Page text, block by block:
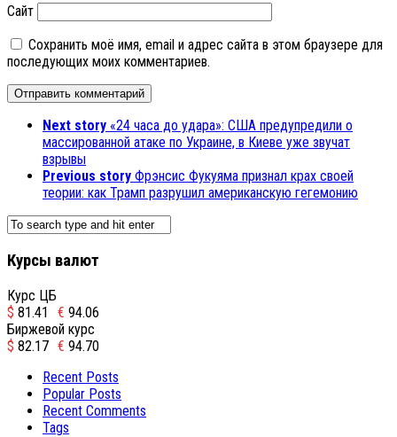
Сайт
Сохранить моё имя, email и адрес сайта в этом браузере для
последующих моих комментариев.
Next story «24 часа до удара»: США предупредили о
массированной атаке по Украине, в Киеве уже звучат
взрывы
Previous story Фрэнсис Фукуяма признал крах своей
теории: как Трамп разрушил американскую гегемонию
Курсы валют
Курс ЦБ
$ 81.41 € 94.06
Биржевой курс
$ 82.17 € 94.70
Recent Posts
Popular Posts
Recent Comments
Tags